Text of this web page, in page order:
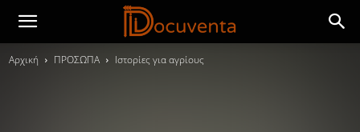
Αρχική ΠΡΟΣΩΠΑ Ιστορίες για αγρίους